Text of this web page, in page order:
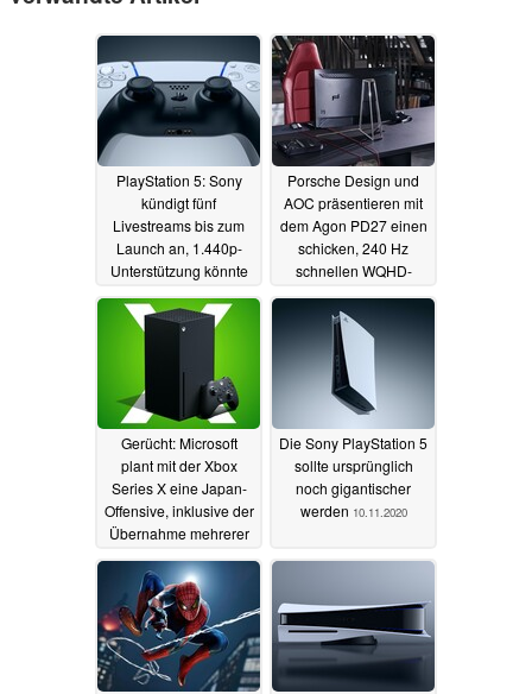
PlayStation 5: Sony
kündigt fünf
Livestreams bis zum
Launch an, 1.440p-
Unterstützung könnte
nachgereicht werden
10.11.2020
Porsche Design und
AOC präsentieren mit
dem Agon PD27 einen
schicken, 240 Hz
schnellen WQHD-
Gaming-Monitor
10.11.2020
Gerücht: Microsoft
plant mit der Xbox
Series X eine Japan-
Offensive, inklusive der
Übernahme mehrerer
Entwickler10.11.2020
Die Sony PlayStation 5
sollte ursprünglich
noch gigantischer
werden 10.11.2020